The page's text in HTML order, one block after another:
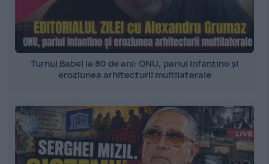
Turnul Babel la 80 de ani: ONU, pariul Infantino și
eroziunea arhitecturii multilaterale